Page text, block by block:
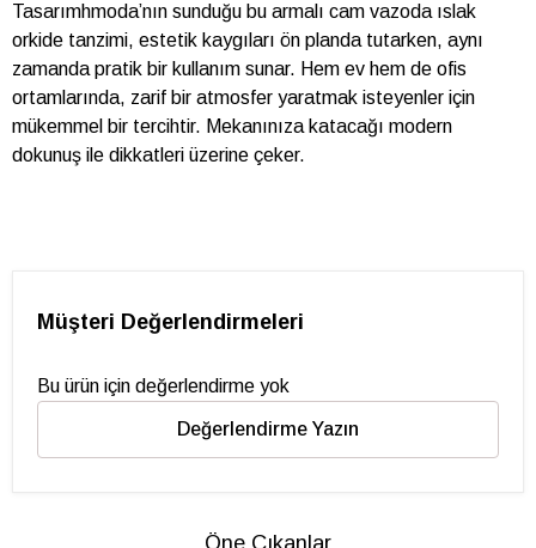
Tasarımhmoda’nın sunduğu bu armalı cam vazoda ıslak
orkide tanzimi, estetik kaygıları ön planda tutarken, aynı
zamanda pratik bir kullanım sunar. Hem ev hem de ofis
ortamlarında, zarif bir atmosfer yaratmak isteyenler için
mükemmel bir tercihtir. Mekanınıza katacağı modern
dokunuş ile dikkatleri üzerine çeker.
Müşteri Değerlendirmeleri
Bu ürün için değerlendirme yok
Değerlendirme Yazın
Öne Çıkanlar